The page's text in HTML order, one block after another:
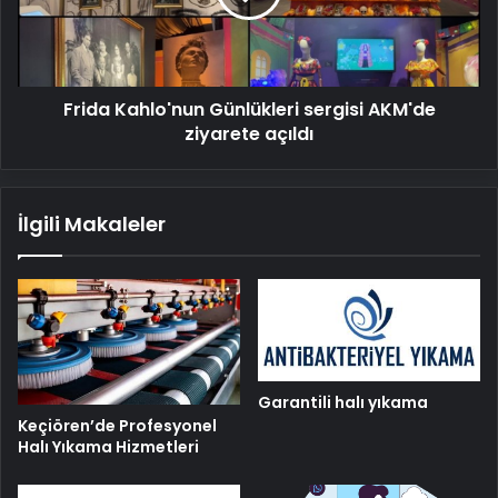
ziyarete
Frida Kahlo'nun Günlükleri sergisi AKM'de
ziyarete açıldı
İlgili Makaleler
Keçiören’de Profesyonel
Halı Yıkama Hizmetleri
Garantili halı yıkama